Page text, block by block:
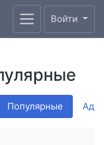
Войти
Популярные